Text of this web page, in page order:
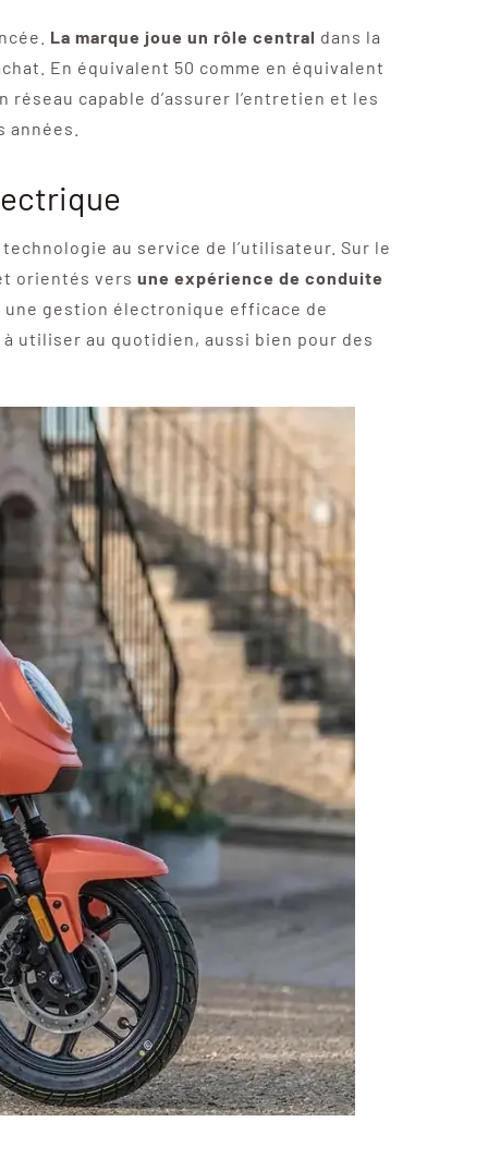
La marque joue un rôle central dans la
En équivalent 50 comme en équivalent
capable d’assurer l’entretien et les
au service de l’utilisateur. Sur le
orientés vers une expérience de conduite
gestion électronique efficace de
utiliser au quotidien, aussi bien pour des